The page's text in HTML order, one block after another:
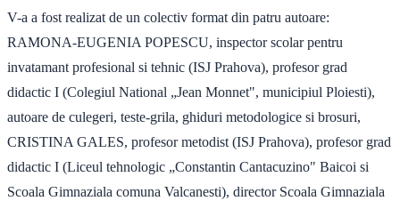
V-a a fost realizat de un colectiv format din patru autoare:
RAMONA-EUGENIA POPESCU, inspector scolar pentru
invatamant profesional si tehnic (ISJ Prahova), profesor grad
didactic I (Colegiul National „Jean Monnet", municipiul Ploiesti),
autoare de culegeri, teste-grila, ghiduri metodologice si brosuri,
CRISTINA GALES, profesor metodist (ISJ Prahova), profesor grad
didactic I (Liceul tehnologic „Constantin Cantacuzino" Baicoi si
Scoala Gimnaziala comuna Valcanesti), director Scoala Gimnaziala